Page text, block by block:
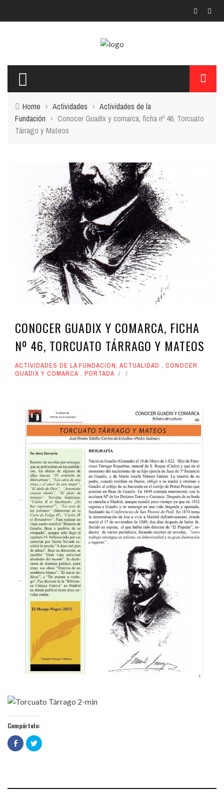
Home › Actividades › Actividades de la
Fundación › Conocer Guadix y comarca, ficha nº 46, Torcuato
Tárrago y Mateos
CONOCER GUADIX Y COMARCA, FICHA
Nº 46, TORCUATO TÁRRAGO Y MATEOS
ACTIVIDADES DE LA FUNDACIÓN, ACTUALIDAD , CONOCER
GUADIX Y COMARCA , PORTADA
Compártelo:
Haz
clic
para
en
Haz
clic
en